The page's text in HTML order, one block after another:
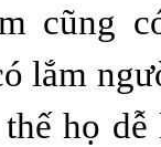
cũng
lắm
họ